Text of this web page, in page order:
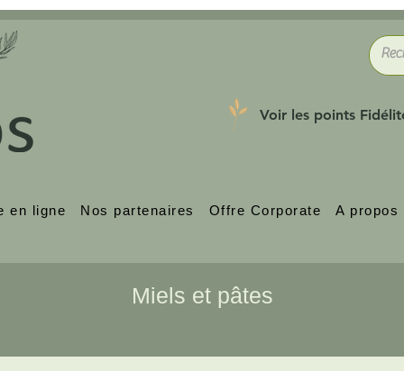
Voir les points
en ligne Nos partenaires Offre Corporate A propos
Miels et pâtes